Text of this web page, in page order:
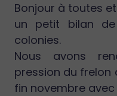
Bonjour à toutes
un petit bilan
colonies.
Nous avons
pression du frelon
fin novembre avec